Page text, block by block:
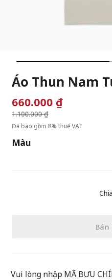
Áo Thun Nam
660.000 ₫Giá giảm từ
1.100.000 ₫
đến
Đã bao gồm 8% thuế VAT
Màu
Bán
Vui lòng nhập MÃ BƯU